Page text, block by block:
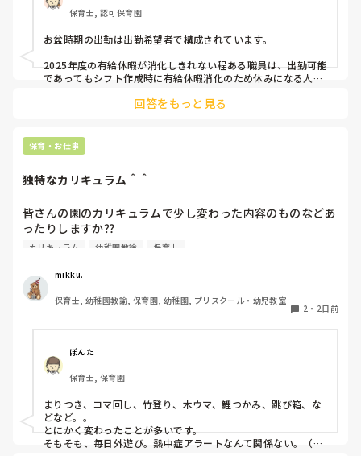
保育士, 認可保育園
お盆時期の出勤は出勤希望者で構成されています。
2025年度の有給休暇が消化しきれない程ある職員は、出勤可能
であってもシフト作成時に有給休暇消化のため休みになる人が
回答をもっと見る
保育・お仕事
独特なカリキュラム＾＾
皆さんの園のカリキュラムで少し変わった内容のものなどあ
ったりしますか⁇
のみ）・乾布摩擦（年中組以上児が体育の時間に体操服の上
から行っています）があります。
♪
カリキュラム 幼稚園教諭 保育士
mikku.
保育士, 幼稚園教諭, 保育園, 幼稚園, プリスクール・幼児教室
2 ・ 2日前
ぽんた
保育士, 保育園
まりつき、コマ回し、竹登り、木ウマ、鯉つかみ、跳び箱、な
どなど。。
とにかく変わったことが多いです。
そもそも、毎日外遊び。熱中症アラートなんて関係ない。（日